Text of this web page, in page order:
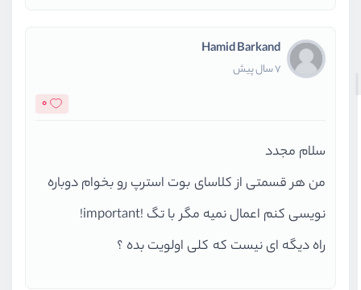
Hamid Barkand
7 سال پیش
0
سلام مجدد
من هر قسمتی از کلاسای بوت استرپ رو بخوام دوباره
نویسی کنم اعمال نمیه مگر با تگ !important!
راه دیگه ای نیست که کلی اولویت بده ؟